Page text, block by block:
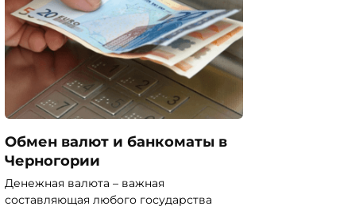
Обмен валют и банкоматы в
Черногории
Денежная валюта – важная
составляющая любого государства